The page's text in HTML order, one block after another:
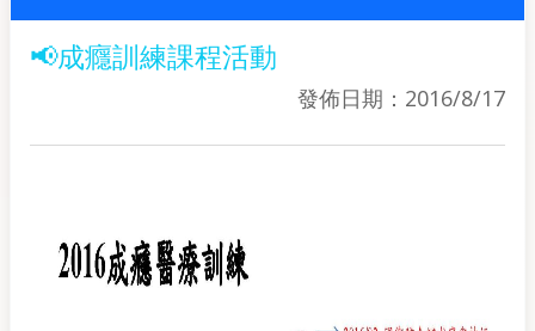
📢成癮訓練課程活動
發佈日期：2016/8/17